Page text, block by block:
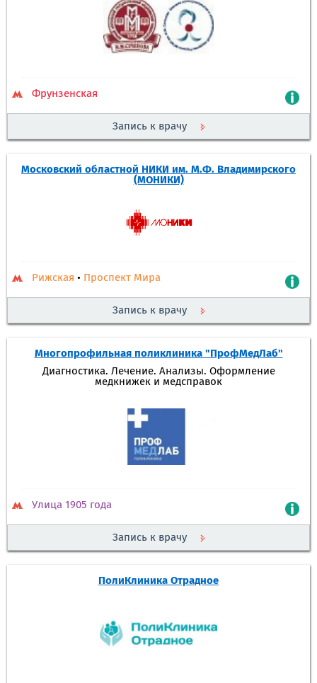
Фрунзенская
Запись к врачу
Московский областной НИКИ им. М.Ф. Владимирского
(МОНИКИ)
Рижская • Проспект Мира
Запись к врачу
Многопрофильная поликлиника "ПрофМедЛаб"
Диагностика. Лечение. Анализы. Оформление
медкнижек и медсправок
Улица 1905 года
Запись к врачу
ПолиКлиника Отрадное